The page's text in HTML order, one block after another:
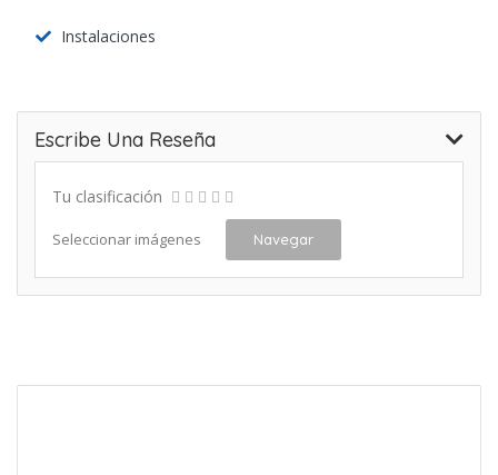
Instalaciones
Escribe Una Reseña
Tu clasificación
Seleccionar imágenes Navegar